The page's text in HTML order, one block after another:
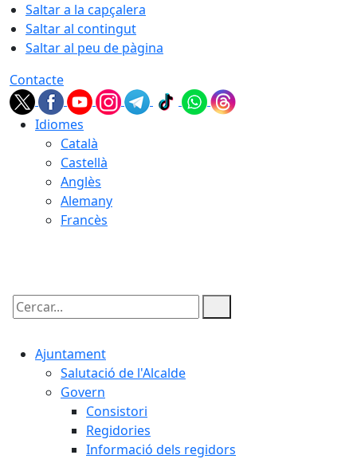
Saltar a la capçalera
Saltar al contingut
Saltar al peu de pàgina
Contacte
Idiomes
Català
Castellà
Anglès
Alemany
Francès
Cercar:
Ajuntament
Salutació de l'Alcalde
Govern
Consistori
Regidories
Informació dels regidors